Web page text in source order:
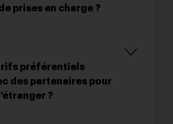
prises en charge ?
préférentiels
des partenaires pour
?